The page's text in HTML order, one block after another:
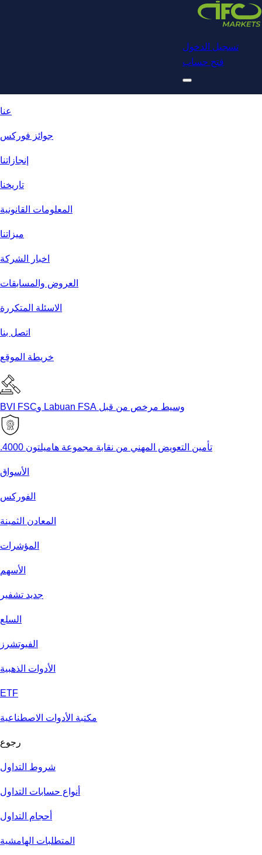
NetTradeX for IFC Markets
Trading App
تسجيل الدخول
فتح حساب
عنا
جوائز فوركس
إنجازاتنا
تاريخنا
المعلومات القانونية
ميزاتنا
اخبار الشركة
العروض والمسابقات
الاسئلة المتكررة
اتصل بنا
خريطة الموقع
وسيط مرخص من قبل Labuan FSA وBVI FSC
تأمين التعويض المهني من نقابة مجموعة هاميلتون 4000.
الأسواق
الفوركس
المعادن الثمينة
المؤشرات
الأسهم
جديد تشفير
السلع
الفيوتشرز
الأدوات الذهبية
ETF
مكتبة الأدوات الاصطناعية
رجوع
شروط التداول
أنواع حسابات التداول
أحجام التداول
المتطلبات الهامشية